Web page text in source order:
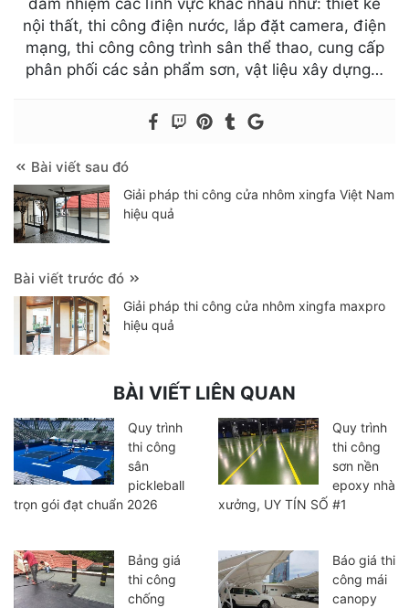
nội thất, thi công điện nước, lắp đặt camera, điện
mạng, thi công công trình sân thể thao, cung cấp
phân phối các sản phẩm sơn, vật liệu xây dựng…
Bài viết sau đó
Giải pháp thi công cửa nhôm xingfa Việt Nam
hiệu quả
Bài viết trước đó
Giải pháp thi công cửa nhôm xingfa maxpro
hiệu quả
BÀI VIẾT LIÊN QUAN
Quy trình
thi công
sân
pickleball
trọn gói đạt chuẩn 2026
Quy trình
thi công
sơn nền
epoxy nhà
xưởng, UY TÍN SỐ #1
Bảng giá
thi công
chống
Báo giá thi
công mái
canopy